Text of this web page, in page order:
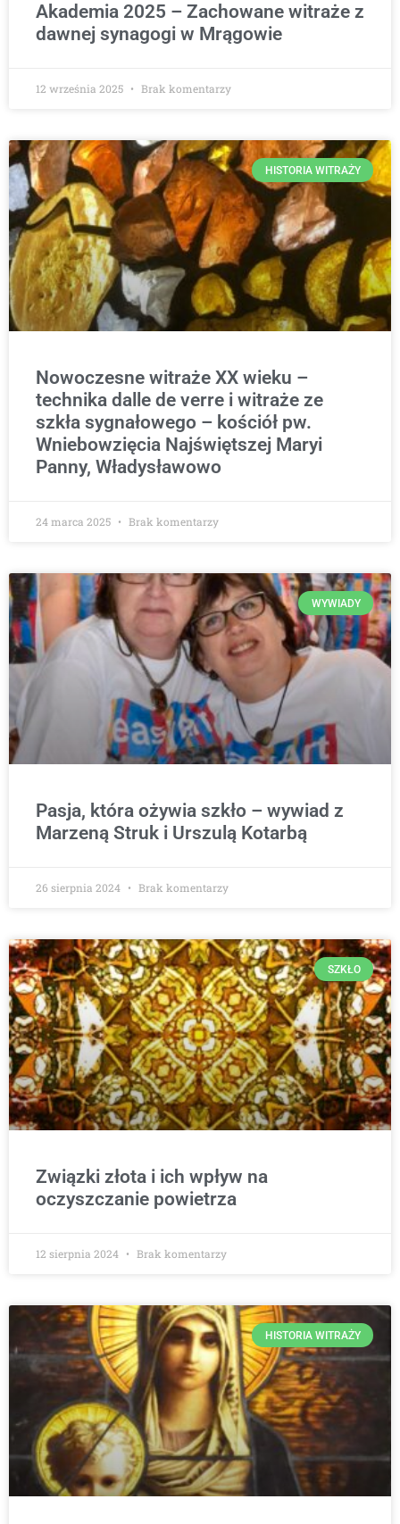
Akademia 2025 – Zachowane witraże z
dawnej synagogi w Mrągowie
12 września 2025 Brak komentarzy
HISTORIA WITRAŻY
Nowoczesne witraże XX wieku –
technika dalle de verre i witraże ze
szkła sygnałowego – kościół pw.
Wniebowzięcia Najświętszej Maryi
Panny, Władysławowo
24 marca 2025 Brak komentarzy
WYWIADY
Pasja, która ożywia szkło – wywiad z
Marzeną Struk i Urszulą Kotarbą
26 sierpnia 2024 Brak komentarzy
SZKŁO
Związki złota i ich wpływ na
oczyszczanie powietrza
12 sierpnia 2024 Brak komentarzy
HISTORIA WITRAŻY